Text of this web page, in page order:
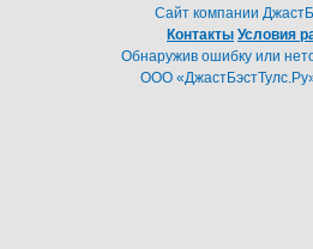
Cайт компании
Контакты Условия
Обнаружив ошибку или
ООО